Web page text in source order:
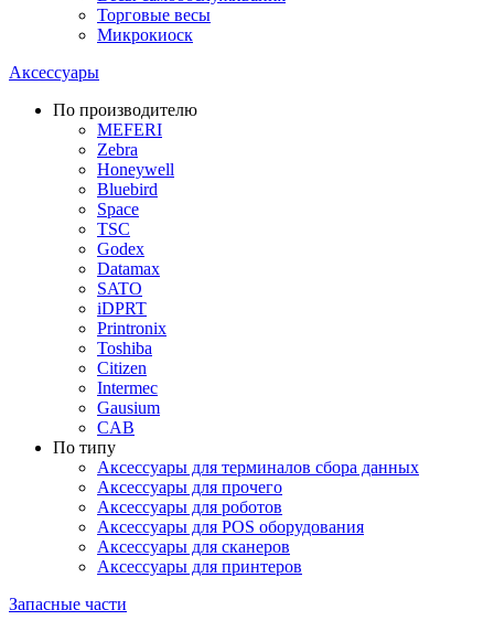
Торговые весы
Микрокиоск
Аксессуары
По производителю
MEFERI
Zebra
Honeywell
Bluebird
Space
TSC
Godex
Datamax
SATO
iDPRT
Printronix
Toshiba
Citizen
Intermec
Gausium
CAB
По типу
Аксессуары для терминалов сбора данных
Аксессуары для прочего
Аксессуары для роботов
Аксессуары для POS оборудования
Аксессуары для сканеров
Аксессуары для принтеров
Запасные части